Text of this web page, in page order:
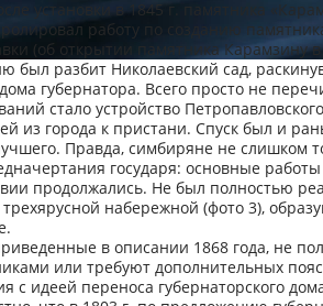
установки в 1845 г. памятника
работу по созданию
(об открытии памятника Карамзину
был разбит Николаевский сад,
губернатора. Всего просто не
стало устройство
из города к пристани. Спуск был и
Правда, симбиряне не слишком
государя: основные
продолжались. Не был полностью
набережной (фото 3),
в описании 1868 года, не
или требуют дополнительных
с идеей переноса губернаторского